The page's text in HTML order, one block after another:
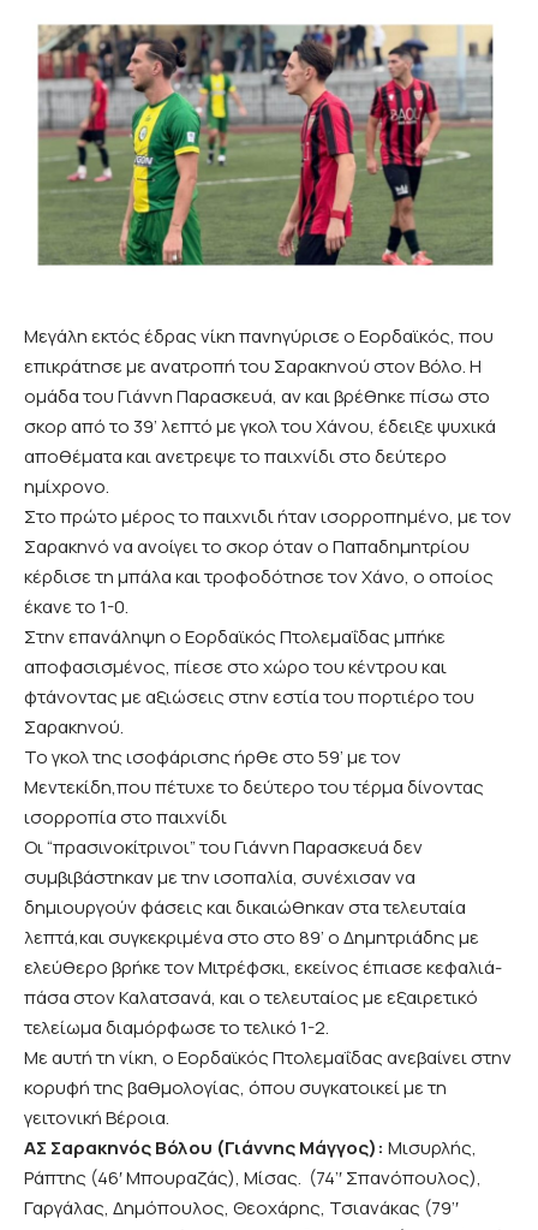
Μεγάλη εκτός έδρας νίκη πανηγύρισε ο Εορδαϊκός, που
επικράτησε με ανατροπή του Σαρακηνού στον Βόλο. Η
ομάδα του Γιάννη Παρασκευά, αν και βρέθηκε πίσω στο
σκορ από το 39’ λεπτό με γκολ του Χάνου, έδειξε ψυχικά
αποθέματα και ανετρεψε το παιχνίδι στο δεύτερο
ημίχρονο.
Στο πρώτο μέρος το παιχνιδι ήταν ισορροπημένο, με τον
Σαρακηνό να ανοίγει το σκορ όταν ο Παπαδημητρίου
κέρδισε τη μπάλα και τροφοδότησε τον Χάνο, ο οποίος
έκανε το 1-0.
Στην επανάληψη ο Εορδαϊκός Πτολεμαΐδας μπήκε
αποφασισμένος, πίεσε στο χώρο του κέντρου και
φτάνοντας με αξιώσεις στην εστία του πορτιέρο του
Σαρακηνού.
Το γκολ της ισοφάρισης ήρθε στο 59’ με τον
Μεντεκίδη,που πέτυχε το δεύτερο του τέρμα δίνοντας
ισορροπία στο παιχνίδι
Οι “πρασινοκίτρινοι” του Γιάννη Παρασκευά δεν
συμβιβάστηκαν με την ισοπαλία, συνέχισαν να
δημιουργούν φάσεις και δικαιώθηκαν στα τελευταία
λεπτά,και συγκεκριμένα στο στο 89’ ο Δημητριάδης με
ελεύθερο βρήκε τον Μιτρέφσκι, εκείνος έπιασε κεφαλιά-
πάσα στον Καλατσανά, και ο τελευταίος με εξαιρετικό
τελείωμα διαμόρφωσε το τελικό 1-2.
Με αυτή τη νίκη, ο Εορδαϊκός Πτολεμαΐδας ανεβαίνει στην
κορυφή της βαθμολογίας, όπου συγκατοικεί με τη
γειτονική Βέροια.
ΑΣ Σαρακηνός Βόλου (Γιάννης Μάγγος): Μισυρλής,
Ράπτης (46′ Μπουραζάς), Μίσας. (74’′ Σπανόπουλος),
Γαργάλας, Δημόπουλος, Θεοχάρης, Τσιανάκας (79’′